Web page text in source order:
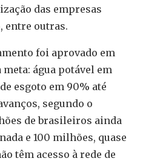
das empresas
entre outras.
foi aprovado em
água potável em
esgoto em 90% até
segundo o
de brasileiros ainda
e 100 milhões, quase
têm acesso à rede de